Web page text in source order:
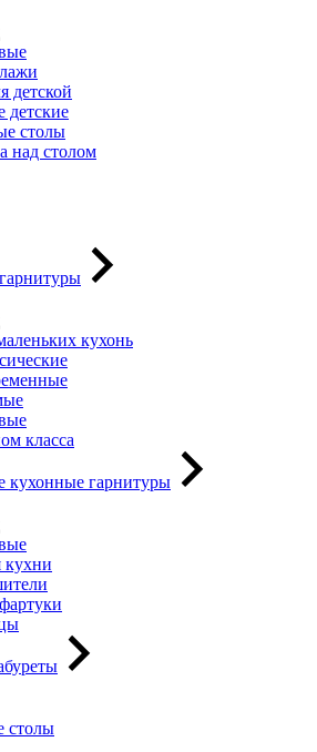
детской
детские
столы
над столом
кухонь
класса
кухонные гарнитуры
столы